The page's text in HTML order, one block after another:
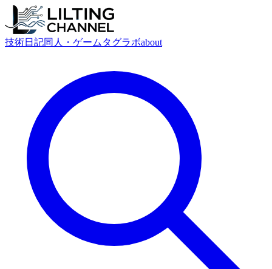
技術日記同人・ゲーム タグラボabout